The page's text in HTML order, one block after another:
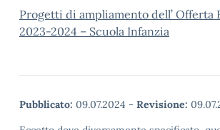
Progetti di ampliamento dell’ Offerta
2023-2024 – Scuola Infanzia
Pubblicato: 09.07.2024 - Revisione: